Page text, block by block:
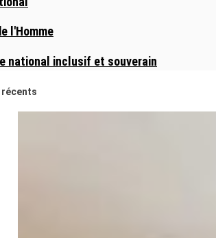
l'Homme
national inclusif et souverain
récents